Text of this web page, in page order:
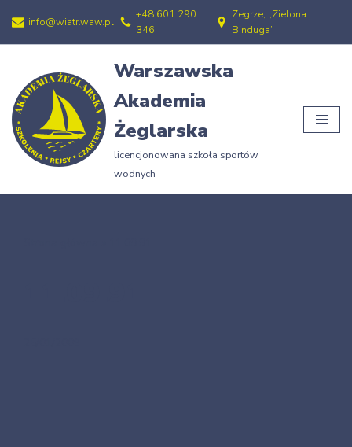
Przejdź
treści
info@wiatr.waw.pl
+48 601 290
346
Zegrze, „Zielona
Binduga”
Warszawska
Akademia
Żeglarska
licencjonowana szkoła sportów
wodnych